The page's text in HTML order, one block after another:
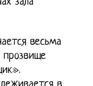
весьма